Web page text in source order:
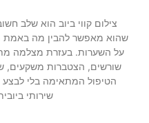
צילום קווי ביוב הוא שלב
שהוא מאפשר להבין מה
על השערות. בעזרת מצלמה
שורשים, הצטברות משקעים,
הטיפול המתאימה בלי
שירותי